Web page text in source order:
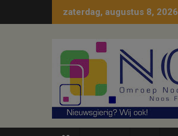
naar
zaterdag, augustus 8, 2026